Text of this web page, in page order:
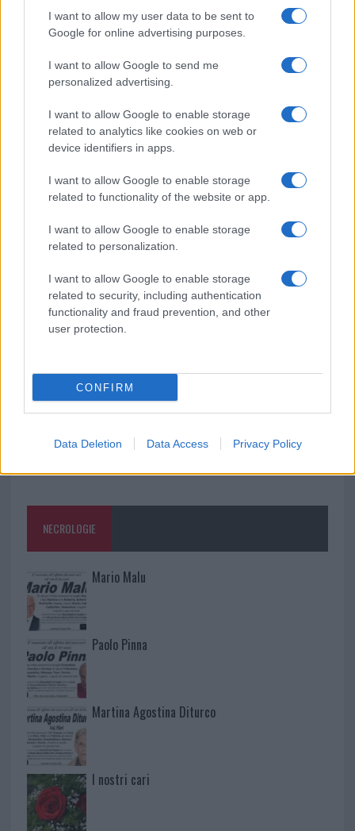
I want to allow my user data to be sent to
Google for online advertising purposes.
I want to allow Google to send me
personalized advertising.
I want to allow Google to enable storage
related to analytics like cookies on web or
device identifiers in apps.
I want to allow Google to enable storage
related to functionality of the website or app.
I want to allow Google to enable storage
related to personalization.
I want to allow Google to enable storage
related to security, including authentication
functionality and fraud prevention, and other
user protection.
CONFIRM
Data Deletion Data Access Privacy Policy
Raid nelle campagne di Berchidda, rischio per
la rete elettrica
Monte Pino, via i cancelli del cantiere: la Gallura
ritrova la strada
Nuovi stalli residenti a Palau, il Comune
completa l’iter
Film internazionale, casting per comparse in
Costa Smeralda
Porto Rotondo ospita la grande sfida della vela
nell’estate 2026
NECROLOGIE
Mario Malu
Paolo Pinna
Martina Agostina Diturco
I nostri cari